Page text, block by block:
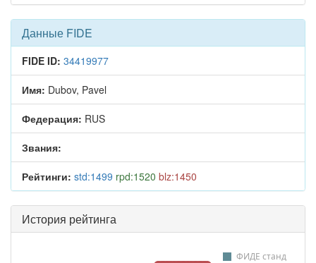
Данные FIDE
FIDE ID: 34419977
Имя: Dubov, Pavel
Федерация: RUS
Звания:
Рейтинги: std:1499 rpd:1520 blz:1450
История рейтинга
ФИДЕ станд